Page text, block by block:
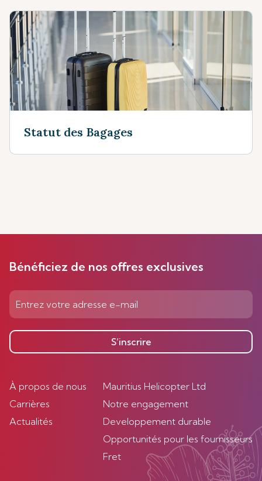
Statut des Bagages
Bénéficiez de nos offres exclusives
S’inscrire
À propos de nous
Carrières
Actualités
Mauritius Helicopter Ltd
Notre engagement
Developpement durable
Opportunités pour les fournisseurs
Fret